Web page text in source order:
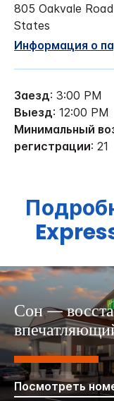
805 Oakvale Road
States
Информация о
Заезд: 3:00 PM
Выезд: 12:00 PM
Минимальный
регистрации: 21
Сон —
Посмотреть